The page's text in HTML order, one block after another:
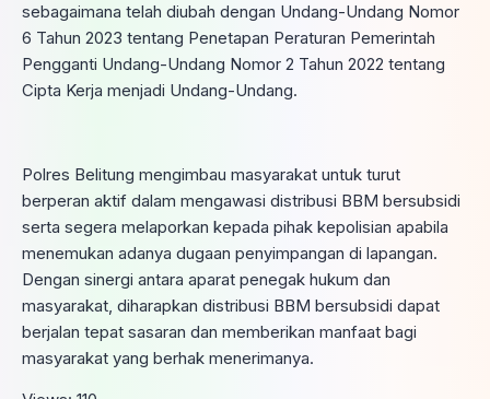
sebagaimana telah diubah dengan Undang-Undang Nomor
6 Tahun 2023 tentang Penetapan Peraturan Pemerintah
Pengganti Undang-Undang Nomor 2 Tahun 2022 tentang
Cipta Kerja menjadi Undang-Undang.
Polres Belitung mengimbau masyarakat untuk turut
berperan aktif dalam mengawasi distribusi BBM bersubsidi
serta segera melaporkan kepada pihak kepolisian apabila
menemukan adanya dugaan penyimpangan di lapangan.
Dengan sinergi antara aparat penegak hukum dan
masyarakat, diharapkan distribusi BBM bersubsidi dapat
berjalan tepat sasaran dan memberikan manfaat bagi
masyarakat yang berhak menerimanya.